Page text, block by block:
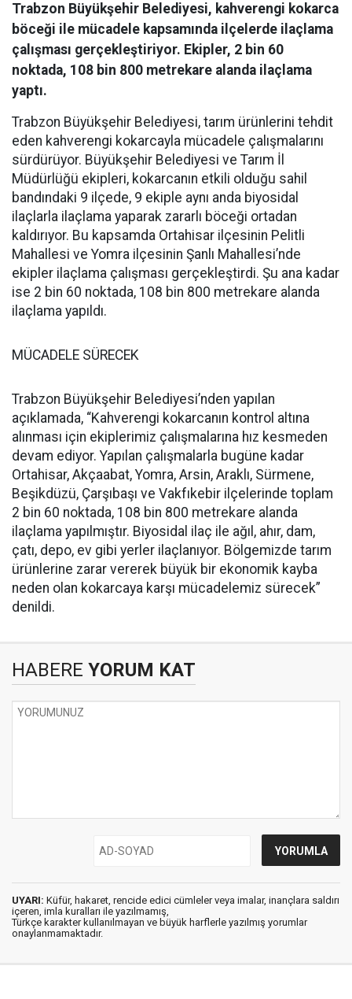
Trabzon Büyükşehir Belediyesi, kahverengi kokarca
böceği ile mücadele kapsamında ilçelerde ilaçlama
çalışması gerçekleştiriyor. Ekipler, 2 bin 60
noktada, 108 bin 800 metrekare alanda ilaçlama
yaptı.
Trabzon Büyükşehir Belediyesi, tarım ürünlerini tehdit
eden kahverengi kokarcayla mücadele çalışmalarını
sürdürüyor. Büyükşehir Belediyesi ve Tarım İl
Müdürlüğü ekipleri, kokarcanın etkili olduğu sahil
bandındaki 9 ilçede, 9 ekiple aynı anda biyosidal
ilaçlarla ilaçlama yaparak zararlı böceği ortadan
kaldırıyor. Bu kapsamda Ortahisar ilçesinin Pelitli
Mahallesi ve Yomra ilçesinin Şanlı Mahallesi’nde
ekipler ilaçlama çalışması gerçekleştirdi. Şu ana kadar
ise 2 bin 60 noktada, 108 bin 800 metrekare alanda
ilaçlama yapıldı.
MÜCADELE SÜRECEK
Trabzon Büyükşehir Belediyesi’nden yapılan
açıklamada, “Kahverengi kokarcanın kontrol altına
alınması için ekiplerimiz çalışmalarına hız kesmeden
devam ediyor. Yapılan çalışmalarla bugüne kadar
Ortahisar, Akçaabat, Yomra, Arsin, Araklı, Sürmene,
Beşikdüzü, Çarşıbaşı ve Vakfıkebir ilçelerinde toplam
2 bin 60 noktada, 108 bin 800 metrekare alanda
ilaçlama yapılmıştır. Biyosidal ilaç ile ağıl, ahır, dam,
çatı, depo, ev gibi yerler ilaçlanıyor. Bölgemizde tarım
ürünlerine zarar vererek büyük bir ekonomik kayba
neden olan kokarcaya karşı mücadelemiz sürecek”
denildi.
HABERE YORUM KAT
UYARI: Küfür, hakaret, rencide edici cümleler veya imalar, inançlara saldırı
içeren, imla kuralları ile yazılmamış,
Türkçe karakter kullanılmayan ve büyük harflerle yazılmış yorumlar
onaylanmamaktadır.